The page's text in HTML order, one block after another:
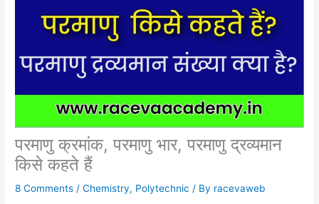
परमाणु क्रमांक, परमाणु भार, परमाणु द्रव्यमान
किसे कहते हैं
8 Comments /Chemistry, Polytechnic / By racevaweb